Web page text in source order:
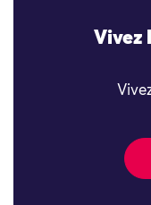
Vivez